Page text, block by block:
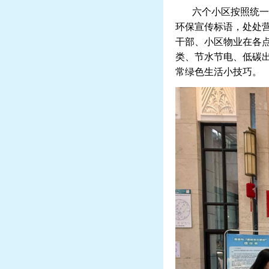
六个小区按照统一
环保宣传标语，处处
干部、小区物业在各
类、节水节电、低碳
常绿色生活小技巧。